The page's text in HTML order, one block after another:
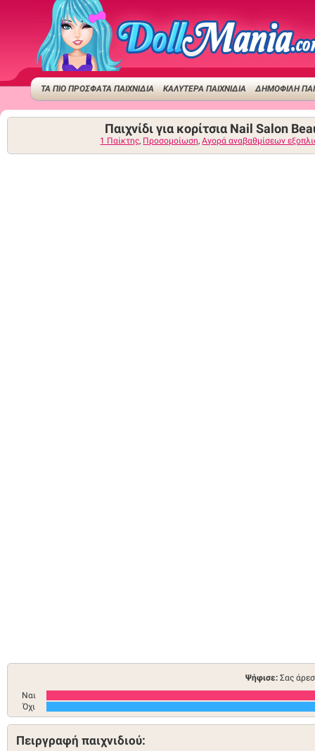
ΤΑ ΠΙΟ ΠΡΟΣΦΑΤΑ ΠΑΙΧΝΙΔΙΑ ΚΑΛΥΤΕΡΑ ΠΑΙΧΝΙΔΙΑ ΔΗΜΟΦΙΛΉ
Παιχνίδι για κορίτσια Nail Salon
1 Παίκτης, Προσομοίωση,Αγορά αναβαθμίσεων
Ψήφισε: Σας
Ναι
Όχι
Πειργραφή παιχνιδιού: